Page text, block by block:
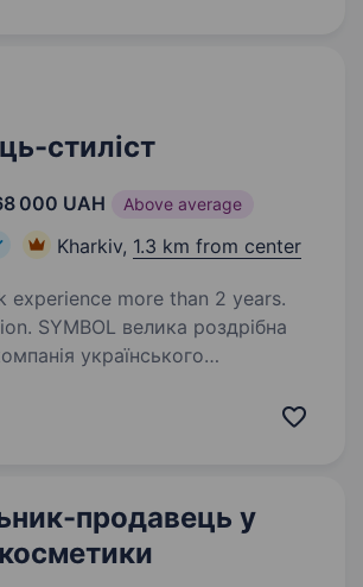
стиліст
000 UAH Above average
Kharkiv, 1.3 km from center
experience more than 2 years.
українського
магазини одягу, взуття
продавець у